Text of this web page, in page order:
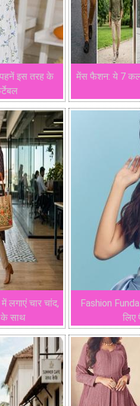
इस तरह के
मेंस फैशन: ये 7
चार चांद,
के साथ
Fashion Funda
लिए